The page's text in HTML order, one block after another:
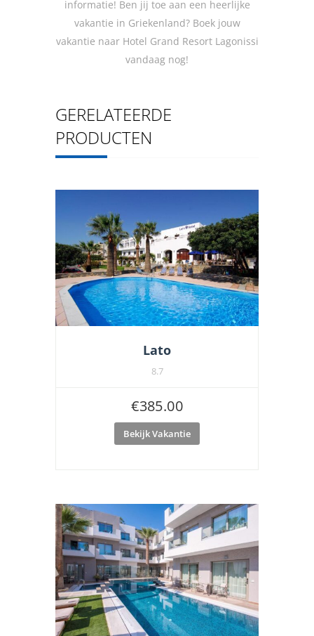
informatie! Ben jij toe aan een heerlijke
vakantie in Griekenland? Boek jouw
vakantie naar Hotel Grand Resort Lagonissi
vandaag nog!
GERELATEERDE
PRODUCTEN
Lato
8.7
€385.00
Bekijk Vakantie